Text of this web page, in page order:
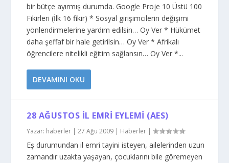
bir bütçe ayırmış durumda. Google Proje 10 Üstü 100
Fikirleri (İlk 16 fikir) * Sosyal girişimcilerin değişimi
yönlendirmelerine yardım edilsin… Oy Ver * Hükümet
daha şeffaf bir hale getirilsin… Oy Ver * Afrikalı
öğrencilere nitelikli eğitim sağlansın… Oy Ver *...
DEVAMINI OKU
28 AĞUSTOS İL EMRI EYLEMI (AES)
Yazar: haberler |27 Ağu 2009 | Haberler |
Eş durumundan il emri tayini isteyen, ailelerinden uzun
zamandır uzakta yaşayan, çocuklarını bile göremeyen